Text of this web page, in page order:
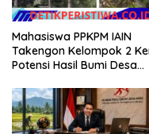
Mahasiswa PPKPM IAIN
Takengon Kelompok 2
Potensi Hasil Bumi Desa